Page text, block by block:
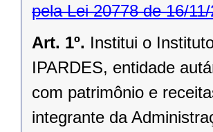
pela Lei 20778 de 16/
Art. 1º. Institui o
IPARDES, entidade
com patrimônio e
integrante da